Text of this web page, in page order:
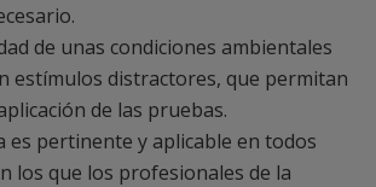
de unas condiciones ambientales
estímulos distractores, que permitan
de las pruebas.
es pertinente y aplicable en todos
los que los profesionales de la